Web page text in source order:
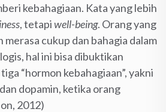
kebahagiaan. Kata yang lebih
, tetapiwell-being. Orang yang
cukup dan bahagia dalam
hal ini bisa dibuktikan
“hormon kebahagiaan”, yakni
dopamin, ketika orang
2012)